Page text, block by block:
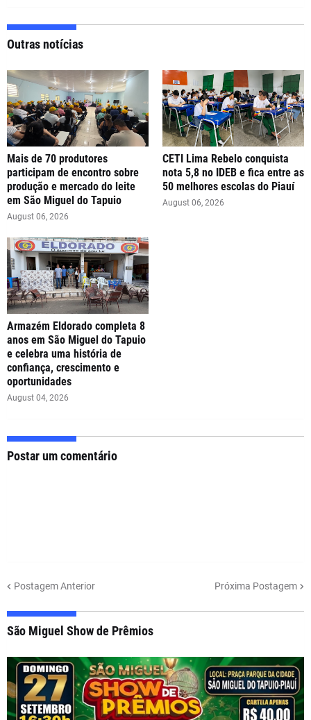
Outras notícias
Mais de 70 produtores
participam de encontro sobre
produção e mercado do leite
em São Miguel do Tapuio
August 06, 2026
CETI Lima Rebelo conquista
nota 5,8 no IDEB e fica entre as
50 melhores escolas do Piauí
August 06, 2026
Armazém Eldorado completa 8
anos em São Miguel do Tapuio
e celebra uma história de
confiança, crescimento e
oportunidades
August 04, 2026
Postar um comentário
Postagem Anterior Próxima Postagem
São Miguel Show de Prêmios